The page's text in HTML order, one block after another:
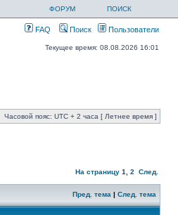
ФОРУМ ПОИСК
FAQ Поиск Пользователи
Текущее время: 08.08.2026 16:01
Часовой пояс: UTC + 2 часа [ Летнее время ]
На страницу 1 2 След.
Пред. тема | След. тема